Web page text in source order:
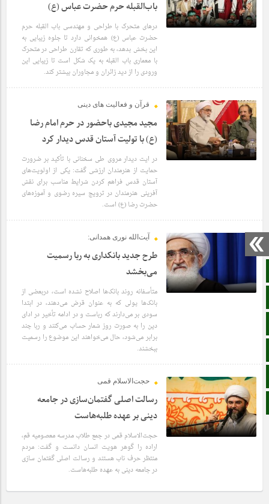
آپارات
زبان انگلیسی
زبان عربی
باب‌القبله حرم حضرت عباس (ع)
درهای متحرک با طراحی و مهندسی باب القبله حرم
حضرت عباس (ع) همخوانی دارد تا جلوه زیبایی به
این بخش بدهد، به طوری که تقارن طراحی در متحرک
با معماری باب القبله به یک شکل است تا زیبایی این
ورودی را از دید زائران و مجاوران بیشتر کند.
قرآن و فعالیت های دینی
مجید مجیدی باحضور در حرم امام رضا
(ع) با تولیت آستان قدس دیدار کرد
در ایت دیدار مروی طی سخنانی با تأکید بر ضرورت
حمایت از هنرمندان ارزشی گفت: یکی از اولویت‌های
آستان قدس فراهم کردن شرایط مناسب برای نقش
آفرینی هنرمندان در ترویج سیره رضوی و آموزه‌های
حضرت رضا (ع) است.
آیت‌الله نوری همدانی:
طرح جدید بانکداری به ربا رسمیت
می‌بخشد
متأسفانه روند بانک‌ها اصلاح نشده است، دربعضی از
بانک‌ها پولی که به عنوان قرض می‌دهند، در ابتدا
سودی بر می‌دارند که رباست و در ادامه تأخیر در ادای
دین را به صورت روز شمار حساب می‌کنند و ربا چند
برابر می‌شود، حال می‌خواهند این موضوع را رسمیت
ببخشند.
حجت‌الاسلام قمی
رسالت اصلی گفتمان‌سازی در جامعه
دینی بر عهده طلبه‌هاست
حجت‌الاسلام قمی در جمع طلاب مدرسه معصومیه قم،
اراده را گوهر هویت انسان دانست و گفت: مردم
منتظر حرف ناب هستند و رسالت اصلی گفتمان سازی
در جامعه دینی به عهده طلبه‌هاست.